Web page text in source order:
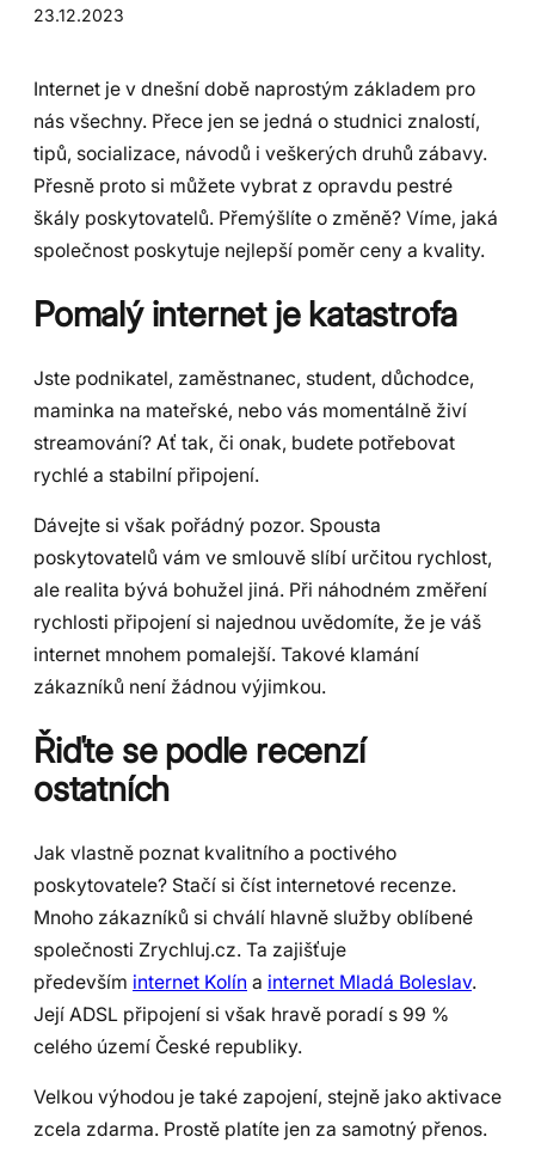
23.12.2023
Internet je v dnešní době naprostým základem pro
nás všechny. Přece jen se jedná o studnici znalostí,
tipů, socializace, návodů i veškerých druhů zábavy.
Přesně proto si můžete vybrat z opravdu pestré
škály poskytovatelů. Přemýšlíte o změně? Víme, jaká
společnost poskytuje nejlepší poměr ceny a kvality.
Pomalý internet je katastrofa
Jste podnikatel, zaměstnanec, student, důchodce,
maminka na mateřské, nebo vás momentálně živí
streamování? Ať tak, či onak, budete potřebovat
rychlé a stabilní připojení.
Dávejte si však pořádný pozor. Spousta
poskytovatelů vám ve smlouvě slíbí určitou rychlost,
ale realita bývá bohužel jiná. Při náhodném změření
rychlosti připojení si najednou uvědomíte, že je váš
internet mnohem pomalejší. Takové klamání
zákazníků není žádnou výjimkou.
Řiďte se podle recenzí
ostatních
Jak vlastně poznat kvalitního a poctivého
poskytovatele? Stačí si číst internetové recenze.
Mnoho zákazníků si chválí hlavně služby oblíbené
společnosti Zrychluj.cz. Ta zajišťuje
především internet Kolín a internet Mladá Boleslav.
Její ADSL připojení si však hravě poradí s 99 %
celého území České republiky.
Velkou výhodou je také zapojení, stejně jako aktivace
zcela zdarma. Prostě platíte jen za samotný přenos.